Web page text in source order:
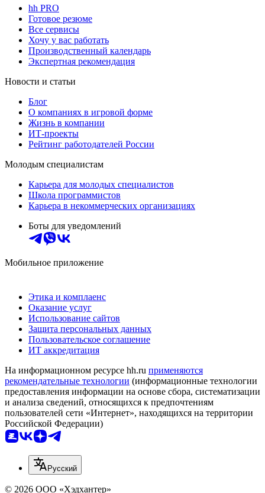
hh PRO
Готовое резюме
Все сервисы
Хочу у вас работать
Производственный календарь
Экспертная рекомендация
Новости и статьи
Блог
О компаниях в игровой форме
Жизнь в компании
ИТ-проекты
Рейтинг работодателей России
Молодым специалистам
Карьера для молодых специалистов
Школа программистов
Карьера в некоммерческих организациях
Боты для уведомлений
Мобильное приложение
Этика и комплаенс
Оказание услуг
Использование сайтов
Защита персональных данных
Пользовательское соглашение
ИТ аккредитация
На информационном ресурсе hh.ru применяются
рекомендательные технологии (информационные технологии
предоставления информации на основе сбора, систематизации
и анализа сведений, относящихся к предпочтениям
пользователей сети «Интернет», находящихся на территории
Российской Федерации)
Русский
© 2026 ООО «Хэдхантер»